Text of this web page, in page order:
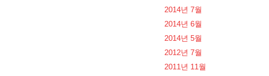
2014년 7월
2014년 6월
2014년 5월
2012년 7월
2011년 11월